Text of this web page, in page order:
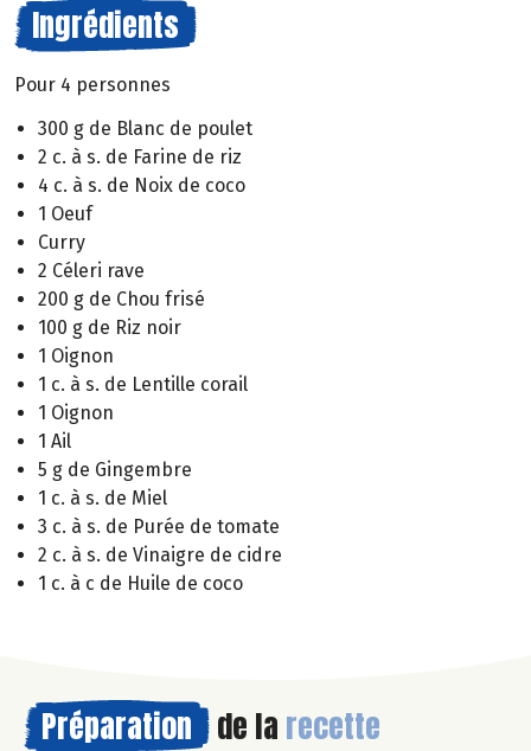
Ingrédients
Pour 4 personnes
300 g de Blanc de poulet
2 c. à s. de Farine de riz
4 c. à s. de Noix de coco
1 Oeuf
Curry
2 Céleri rave
200 g de Chou frisé
100 g de Riz noir
1 Oignon
1 c. à s. de Lentille corail
1 Oignon
1 Ail
5 g de Gingembre
1 c. à s. de Miel
3 c. à s. de Purée de tomate
2 c. à s. de Vinaigre de cidre
1 c. à c de Huile de coco
Préparation de la recette